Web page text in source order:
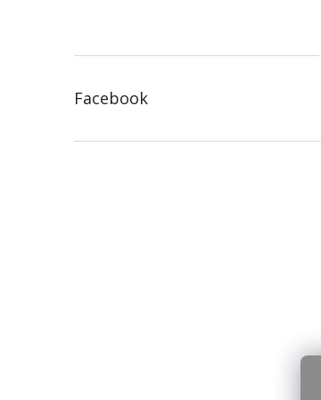
Facebook